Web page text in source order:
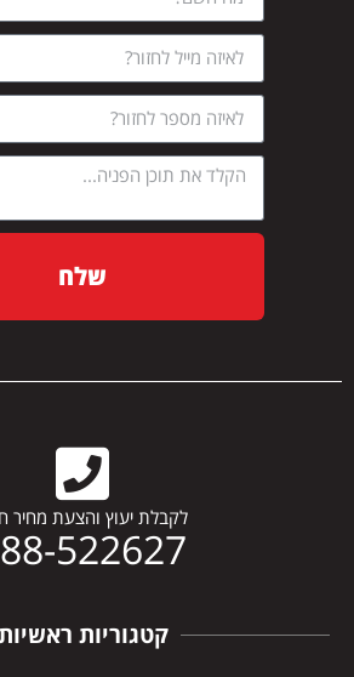
שלח
לקבלת יעוץ והצעת מחיר
522627
קטגוריות